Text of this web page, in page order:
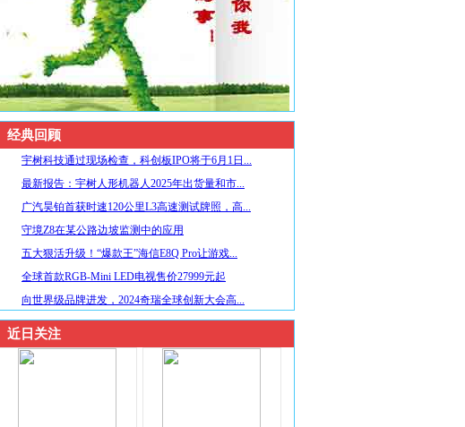
经典回顾
宇树科技通过现场检查，科创板IPO将于6月1日...
最新报告：宇树人形机器人2025年出货量和市...
广汽昊铂首获时速120公里L3高速测试牌照，高...
守境Z8在某公路边坡监测中的应用
五大狠活升级！“爆款王”海信E8Q Pro让游戏...
全球首款RGB-Mini LED电视售价27999元起
向世界级品牌进发，2024奇瑞全球创新大会高...
近日关注